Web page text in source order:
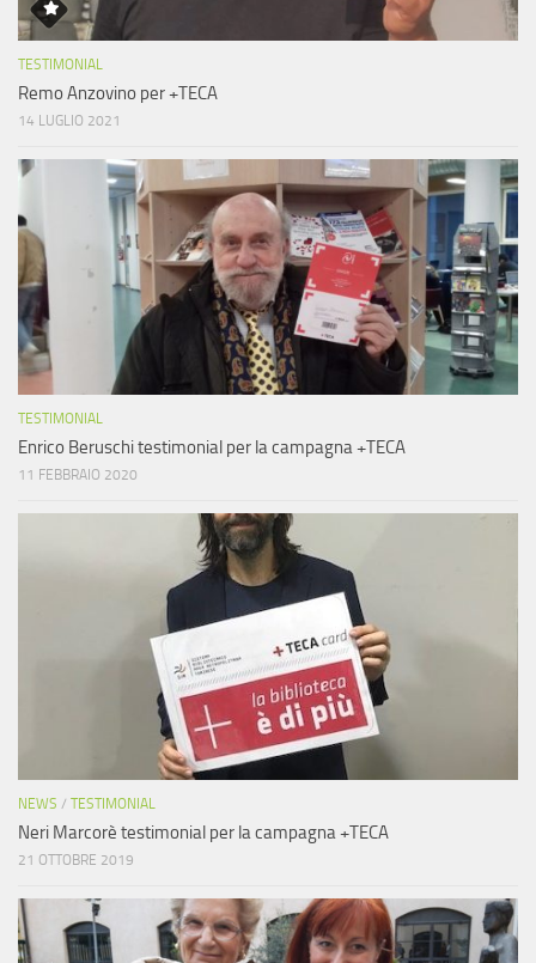
TESTIMONIAL
Remo Anzovino per +TECA
14 LUGLIO 2021
TESTIMONIAL
Enrico Beruschi testimonial per la campagna +TECA
11 FEBBRAIO 2020
NEWS / TESTIMONIAL
Neri Marcorè testimonial per la campagna +TECA
21 OTTOBRE 2019